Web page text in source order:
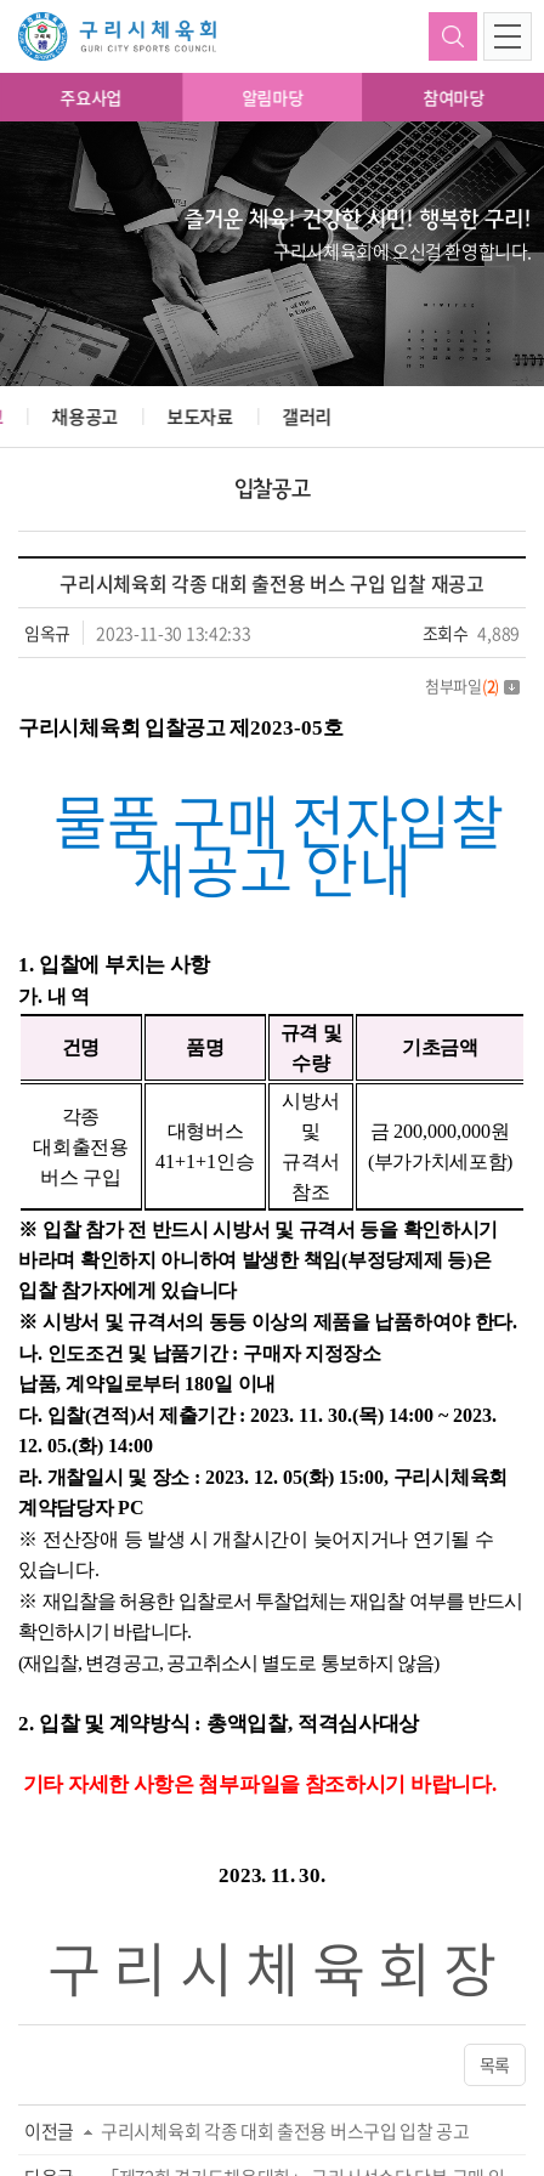
주요사업 알림마당 참여마당
즐거운 체육! 건강한 시민! 행복한 구리!
구리시체육회에 오신걸 환영합니다.
채용공고 보도자료 갤러리
입찰공고
구리시체육회 각종 대회 출전용 버스 구입 입찰 재공고
임옥규 2023-11-30 13:42:33 조회수 4,889
첨부파일(2)
구리시체육회 입찰공고 제2023-05호
물품 구매 전자입찰
재공고 안내
1. 입찰에 부치는 사항
가. 내 역
건명 품명
규격 및
수량
기초금액
각종
대회출전용
버스 구입
대형버스
41+1+1 인승
시방서
및
규격서
참조
금 200,000,000원
(부가가치세포함)
※ 입찰 참가 전 반드시 시방서 및 규격서 등을 확인하시기
바라며 확인하지 아니하여 발생한 책임(부정당제제 등)은
입찰 참가자에게 있습니다
※ 시방서 및 규격서의 동등 이상의 제품을 납품하여야 한다.
나. 인도조건 및 납품기간: 구매자 지정장소
납품,계약일로부터 180일 이내
다. 입찰(견적)서 제출기간: 2023. 11. 30.(목) 14:00 ~ 2023.
12. 05.(화) 14:00
라. 개찰일시 및 장소 : 2023. 12. 05(화) 15:00, 구리시체육회
계약담당자PC
※ 전산장애 등 발생 시 개찰시간이 늦어지거나 연기될 수
있습니다.
※ 재입찰을 허용한 입찰로서 투찰업체는 재입찰 여부를 반드시
확인하시기 바랍니다.
(재입찰, 변경공고, 공고취소시 별도로 통보하지 않음)
2. 입찰 및 계약방식 : 총액입찰, 적격심사대상
기타 자세한 사항은 첨부파일을 참조하시기 바랍니다.
2023. 11. 30.
구 리 시 체 육 회 장
목록
이전글
구리시체육회 각종 대회 출전용 버스구입 입찰 공고